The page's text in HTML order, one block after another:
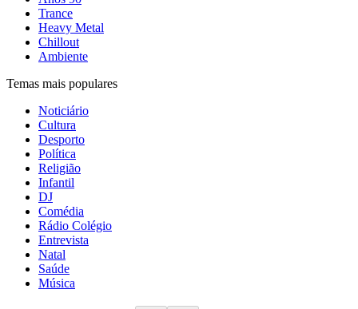
Trance
Heavy Metal
Chillout
Ambiente
Temas mais populares
Noticiário
Cultura
Desporto
Política
Religião
Infantil
DJ
Comédia
Rádio Colégio
Entrevista
Natal
Saúde
Música